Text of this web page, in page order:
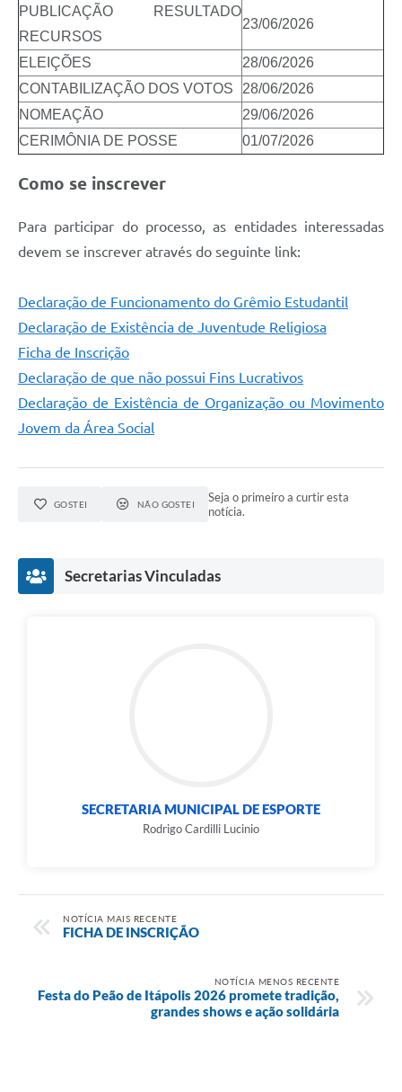
PUBLICAÇÃO RESULTADO
RECURSOS
23/06/2026
ELEIÇÕES
28/06/2026
CONTABILIZAÇÃO DOS VOTOS
28/06/2026
NOMEAÇÃO
29/06/2026
CERIMÔNIA DE POSSE
01/07/2026
Como se inscrever
Para participar do processo, as entidades interessadas
devem se inscrever através do seguinte link:
Declaração de Funcionamento do Grêmio Estudantil
Declaração de Existência de Juventude Religiosa
Ficha de Inscrição
Declaração de que não possui Fins Lucrativos
Declaração de Existência de Organização ou Movimento
Jovem da Área Social
GOSTEI NÃO GOSTEI
Seja o primeiro a curtir esta
notícia.
Secretarias Vinculadas
SECRETARIA MUNICIPAL DE ESPORTE
Rodrigo Cardilli Lucinio
NOTÍCIA MAIS RECENTE
FICHA DE INSCRIÇÃO
NOTÍCIA MENOS RECENTE
Festa do Peão de Itápolis 2026 promete tradição,
grandes shows e ação solidária